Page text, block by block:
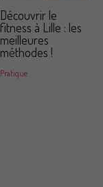
Découvrir le
fitness à Lille : les
meilleures
méthodes !
Pratique